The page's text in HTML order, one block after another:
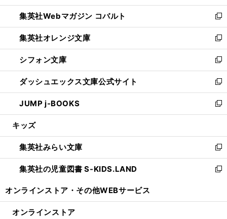
開
く
ウ
で
開
く
ン
ド
ウ
で
開
く
ウ
ィ
ン
ド
ウ
で
開
く
集英社Webマガジン コバルト
新
し
い
ウ
ィ
ン
ド
ウ
で
開
集英社オレンジ文庫
新
し
い
ウ
ィ
ン
ド
ウ
開
く
シフォン文庫
新
し
い
ウ
ィ
ン
ウ
で
開
く
ダッシュエックス文庫公式サイト
新
し
い
ウ
ン
ド
ウ
で
JUMP j-BOOKS
新
し
ウ
ィ
ン
ド
開
キッズ
集英社みらい文庫
新
し
い
ン
集英社の児童図書 S-KIDS.LAND
新
ウ
オンラインストア・ その他WEBサービス
オンラインストア